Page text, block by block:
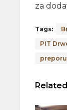
za
Tags:
PIT
Related